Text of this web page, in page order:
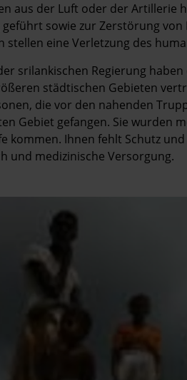
aus der Luft oder der Artillerie
sowie zur Zerstörung
stellen eine Verletzung des
srilankischen Regierung
städtischen Gebieten
die vor den nahenden
Gebiet gefangen. Sie wurden
kommen. Ihnen fehlt Schutz
und medizinische Versorgung.